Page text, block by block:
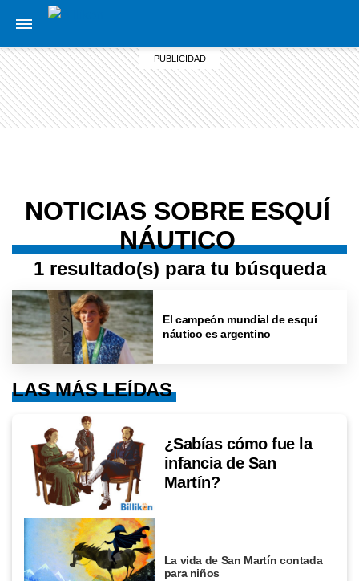
NOTICIAS SOBRE ESQUÍ
NÁUTICO
1 resultado(s) para tu búsqueda
El campeón mundial de esquí
náutico es argentino
LAS MÁS LEÍDAS
¿Sabías cómo fue la
infancia de San
Martín?
La vida de San Martín contada
para niños